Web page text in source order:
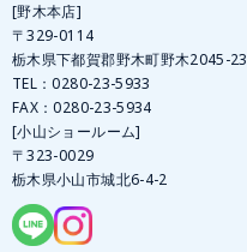
[野木本店]
〒329-0114
栃木県下都賀郡野木町野木2045-23
TEL：0280-23-5933
FAX：0280-23-5934
[小山ショールーム]
〒323-0029
栃木県小山市城北6-4-2